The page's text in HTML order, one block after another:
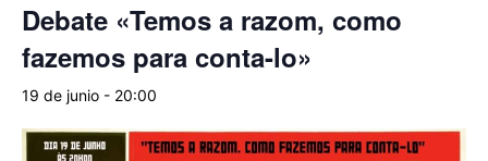
Debate «Temos a razom, como
fazemos para conta-lo»
19 de junio - 20:00